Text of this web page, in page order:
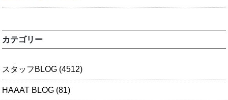
カテゴリー
スタッフBLOG (4512)
HAAAT BLOG (81)